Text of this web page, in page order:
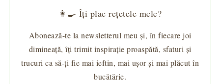
👩‍🍳 Îți plac rețetele mele?
Abonează-te la newsletterul meu și, în fiecare joi
dimineață, îți trimit inspirație proaspătă, sfaturi și
trucuri ca să-ți fie mai ieftin, mai ușor și mai plăcut în
bucătărie.